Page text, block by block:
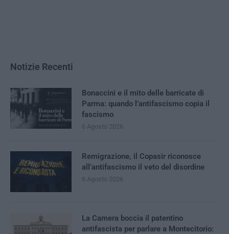
Notizie Recenti
Bonaccini e il mito delle barricate di
Parma: quando l’antifascismo copia il
fascismo
6 Agosto 2026
Remigrazione, il Copasir riconosce
all’antifascismo il veto del disordine
6 Agosto 2026
La Camera boccia il patentino
antifascista per parlare a Montecitorio: